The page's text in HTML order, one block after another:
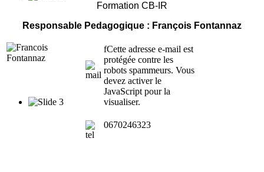
Formation CB-IR
Responsable Pedagogique : François Fontannaz
fCette adresse e-mail est
protégée contre les
robots spammeurs. Vous
devez activer le
JavaScript pour la
visualiser.
0670246323